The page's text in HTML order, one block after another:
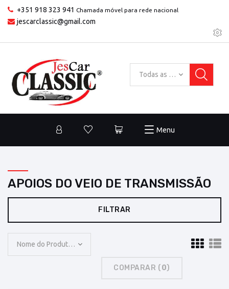
+351 918 323 941 Chamada móvel para rede nacional
jescarclassic@gmail.com
Todas as categorias
Menu
APOIOS DO VEIO DE TRANSMISSÃO
FILTRAR
Nome do Produto: A a Z
COMPARAR (0)